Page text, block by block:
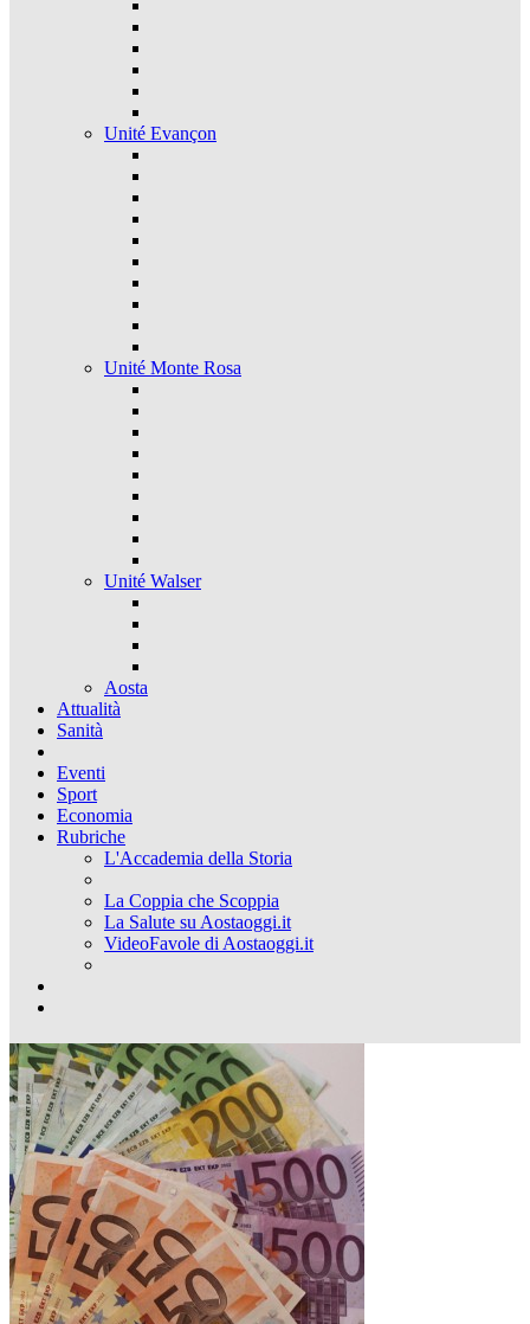
Unité Evançon
Unité Monte Rosa
Unité Walser
Aosta
Attualità
Sanità
Eventi
Sport
Economia
Rubriche
L'Accademia della Storia
La Coppia che Scoppia
La Salute su Aostaoggi.it
VideoFavole di Aostaoggi.it